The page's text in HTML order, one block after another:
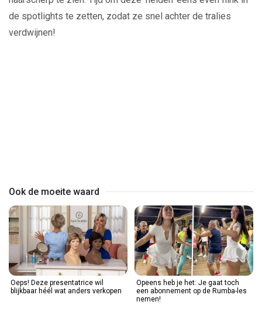
de spotlights te zetten, zodat ze snel achter de tralies
verdwijnen!
Ook de moeite waard
Oeps! Deze presentatrice wil
blijkbaar héél wat anders verkopen
Opeens heb je het: Je gaat toch
een abonnement op de Rumba-les
nemen!